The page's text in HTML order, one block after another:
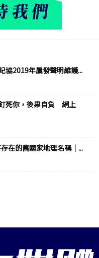
2019年屢發聲明維護...
死你，後果自負 網上
在的舊國家地理名稱｜...